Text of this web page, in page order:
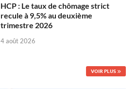
HCP : Le taux de chômage strict
recule à 9,5% au deuxième
trimestre 2026
4 août 2026
VOIR PLUS